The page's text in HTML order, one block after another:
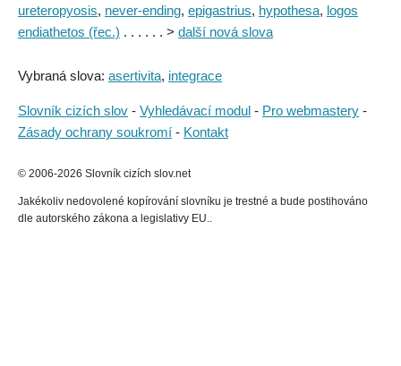
ureteropyosis, never-ending, epigastrius, hypothesa, logos
endiathetos (řec.) . . . . . . > další nová slova
Vybraná slova: asertivita, integrace
Slovník cizích slov - Vyhledávací modul - Pro webmastery -
Zásady ochrany soukromí - Kontakt
© 2006-2026 Slovník cizích slov.net
Jakékoliv nedovolené kopírování slovníku je trestné a bude postihováno
dle autorského zákona a legislativy EU..